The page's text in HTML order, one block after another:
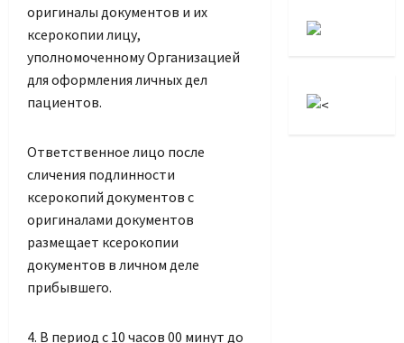
оригиналы документов и их
ксерокопии лицу,
уполномоченному Организацией
для оформления личных дел
пациентов.
Ответственное лицо после
сличения подлинности
ксерокопий документов с
оригиналами документов
размещает ксерокопии
документов в личном деле
прибывшего.
4. В период с 10 часов 00 минут до